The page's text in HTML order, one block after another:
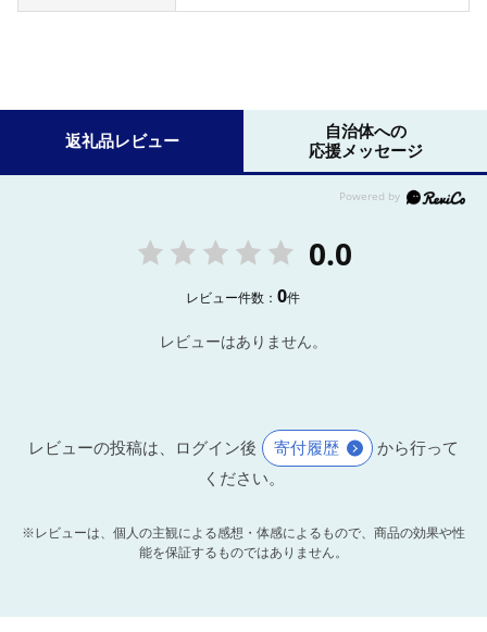
返礼品レビュー
自治体への
応援メッセージ
0.0
レビュー件数：0件
レビューはありません。
レビューの投稿は、ログイン後 寄付履歴
から行って
ください。
※レビューは、個人の主観による感想・体感によるもので、商品の効果や性
能を保証するものではありません。